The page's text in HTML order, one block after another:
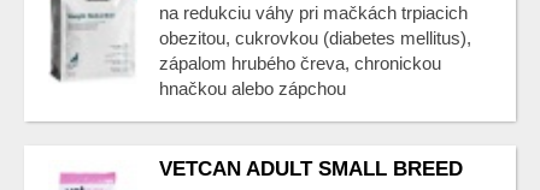
na redukciu váhy pri mačkách trpiacich
obezitou, cukrovkou (diabetes mellitus),
zápalom hrubého čreva, chronickou
hnačkou alebo zápchou
VETCAN ADULT SMALL BREED